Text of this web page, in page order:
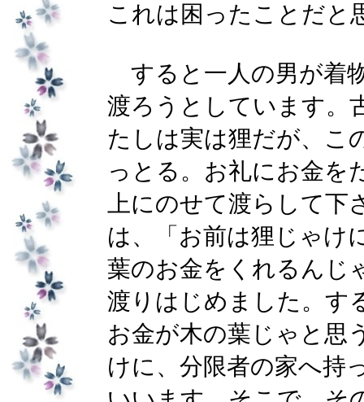
これは困ったことだと
すると一人の男が着
渡ろうとしています。
たしは実は狸だが、こ
っとる。お礼にお金を
上にのせて渡らして
は、「お前は狸じゃけ
葉のお金をくれるんじ
渡りはじめました。す
お金が木の葉じゃと思
けに、分限者の家へ持